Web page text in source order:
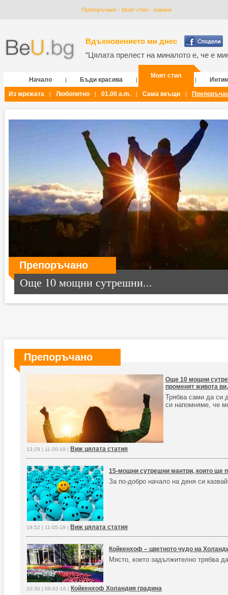
Препоръчано - Моят стил - новини
Вдъхновението ми днес
“Цялата прелест на миналото е, че е
Начало | Бъди красива |
Моят стил
|
Из мрежата
| Любопитно | 01.00 a.m. | Сама вкъщи |
Препоръчано
Още 10 мощни сутрешни...
Препоръчано
Още 10 мощни
променят живота
Трябва сами да си
си напомняме, че
13:29 | 11-20-19 | Виж цялата статия
15-мощни сутрешни мантри, които ще
За по-добро начало на деня си
19:52 | 11-05-19 | Виж цялата статия
Койкенхоф – цветното чудо на
Място, което задължително трябва
10:30 | 09-02-16 | Койкенхоф Холандия градина